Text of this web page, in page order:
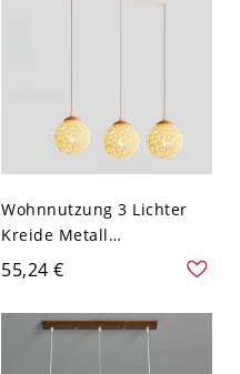
Wohnnutzung 3 Lichter
Kreide Metall
Pendelleuchte für
Kücheninsel Angepasst
für LED & Glühlampe &
Leuchtstofflampe, mit
Kugelschirm & Flexibler
55,24 €